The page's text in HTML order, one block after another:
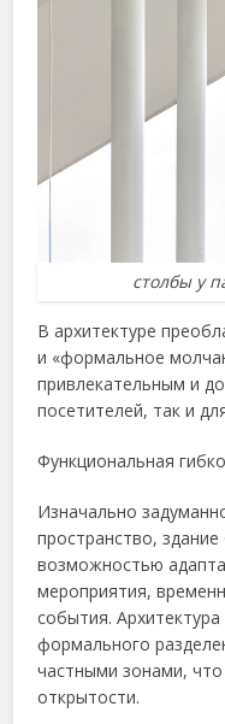
столбы у
В архитектуре
и «формальное
привлекательным и
посетителей, так и
Функциональная
Изначально
пространство,
возможностью
мероприятия,
события.
формального
частными зонами,
открытости.